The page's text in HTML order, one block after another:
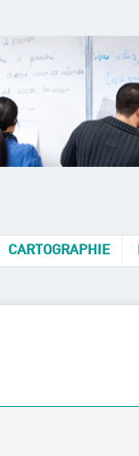
CARTOGRAPHIE